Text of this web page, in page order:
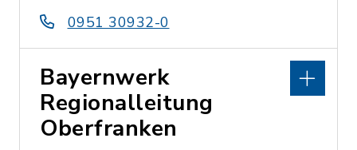
0951 30932-0
Bayernwerk
Regionalleitung
Oberfranken